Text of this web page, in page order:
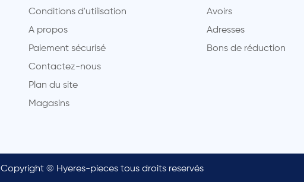
Conditions d'utilisation
A propos
Paiement sécurisé
Contactez-nous
Plan du site
Magasins
Avoirs
Adresses
Bons de réduction
Copyright © Hyeres-pieces tous droits reservés